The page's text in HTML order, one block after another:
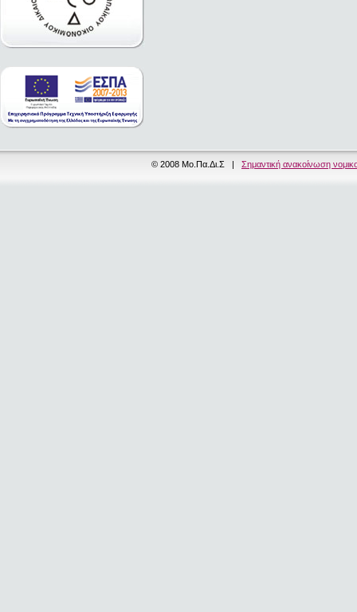
© 2008 Μο.Πα.Δι.Σ | Σημαντική ανακοίνωση